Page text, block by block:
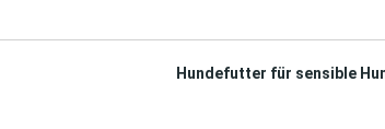
Hundefutter für sensible